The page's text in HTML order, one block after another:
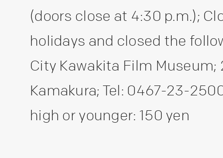
(doors close at 4:30 p.m.);
holidays and closed the
City Kawakita Film Museum;
Kamakura; Tel: 0467-23-
high or younger: 150 yen